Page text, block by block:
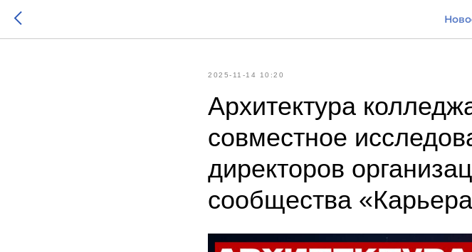
2025-11-14 10:20
Архитектура
совместное
директоров
сообщества